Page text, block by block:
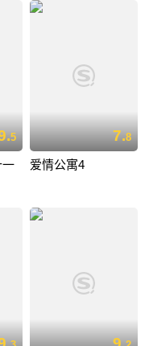
5
一
7.8
爱情公寓4